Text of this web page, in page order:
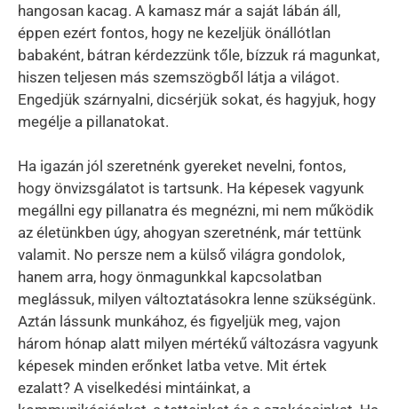
hangosan kacag. A kamasz már a saját lábán áll,
éppen ezért fontos, hogy ne kezeljük önállótlan
babaként, bátran kérdezzünk tőle, bízzuk rá magunkat,
hiszen teljesen más szemszögből látja a világot.
Engedjük szárnyalni, dicsérjük sokat, és hagyjuk, hogy
megélje a pillanatokat.
Ha igazán jól szeretnénk gyereket nevelni, fontos,
hogy önvizsgálatot is tartsunk. Ha képesek vagyunk
megállni egy pillanatra és megnézni, mi nem működik
az életünkben úgy, ahogyan szeretnénk, már tettünk
valamit. No persze nem a külső világra gondolok,
hanem arra, hogy önmagunkkal kapcsolatban
meglássuk, milyen változtatásokra lenne szükségünk.
Aztán lássunk munkához, és figyeljük meg, vajon
három hónap alatt milyen mértékű változásra vagyunk
képesek minden erőnket latba vetve. Mit értek
ezalatt? A viselkedési mintáinkat, a